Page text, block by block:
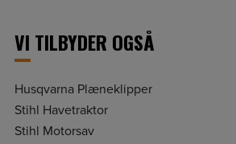
VI TILBYDER OGSÅ
Husqvarna Plæneklipper
Stihl Havetraktor
Stihl Motorsav